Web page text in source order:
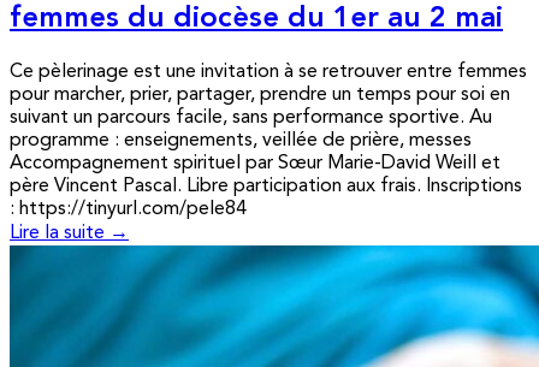
femmes du diocèse du 1er au 2 mai
Ce pèlerinage est une invitation à se retrouver entre femmes
pour marcher, prier, partager, prendre un temps pour soi en
suivant un parcours facile, sans performance sportive. Au
programme : enseignements, veillée de prière, messes
Accompagnement spirituel par Sœur Marie-David Weill et
père Vincent Pascal. Libre participation aux frais. Inscriptions
: https://tinyurl.com/pele84
Lire la suite →